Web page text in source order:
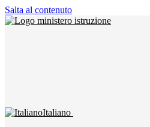
Salta al contenuto
Italiano